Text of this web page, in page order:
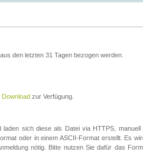
den letzten 31 Tagen bezogen werden.
Download zur Verfügung.
sich diese als Datei via HTTPS,
oder in einem ASCII-Format erstellt. Es
nötig. Bitte nutzen Sie dafür das